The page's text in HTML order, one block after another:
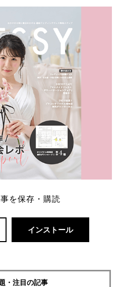
を保存・購読
インストール
・注目の記事